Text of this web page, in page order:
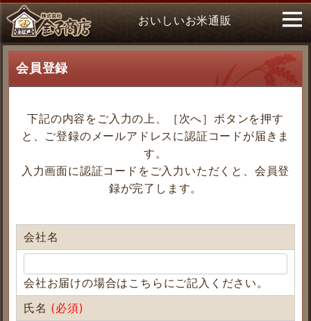
おいしいお米通販
会員登録
下記の内容をご入力の上、［次へ］ボタンを押す
と、ご登録のメールアドレスに認証コードが届きま
す。
入力画面に認証コードをご入力いただくと、会員登
録が完了します。
会社名
会社お届けの場合はこちらにご記入ください。
氏名 (必須)